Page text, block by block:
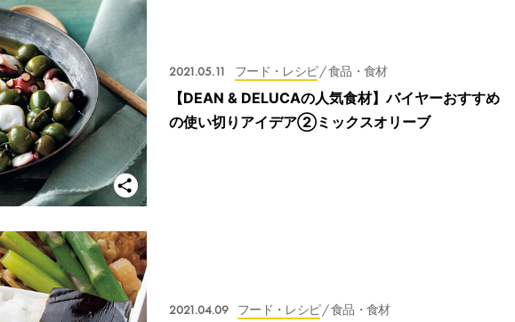
2021.05.11 フード・レシピ/ 食品・食材
【DEAN & DELUCAの人気食材】バイヤーおすすめ
の使い切りアイデア②ミックスオリーブ
2021.04.09 フード・レシピ/ 食品・食材